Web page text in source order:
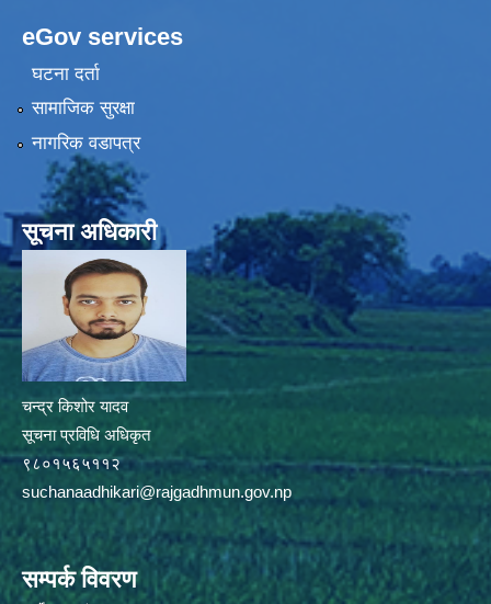
eGov services
घटना दर्ता
सामाजिक सुरक्षा
नागरिक वडापत्र
सूचना अधिकारी
चन्द्र किशोर यादव
सूचना प्रविधि अधिकृत
९८०१५६५११२
suchanaadhikari@rajgadhmun.gov.np
सम्पर्क विवरण